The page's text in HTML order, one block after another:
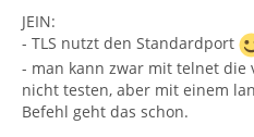
JEIN:
- TLS nutzt den Standardport
- man kann zwar mit telnet die
nicht testen, aber mit einem
Befehl geht das schon.